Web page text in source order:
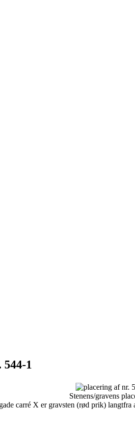
1
Stenens/gravens
carré X er gravsten (rød prik) langtfra